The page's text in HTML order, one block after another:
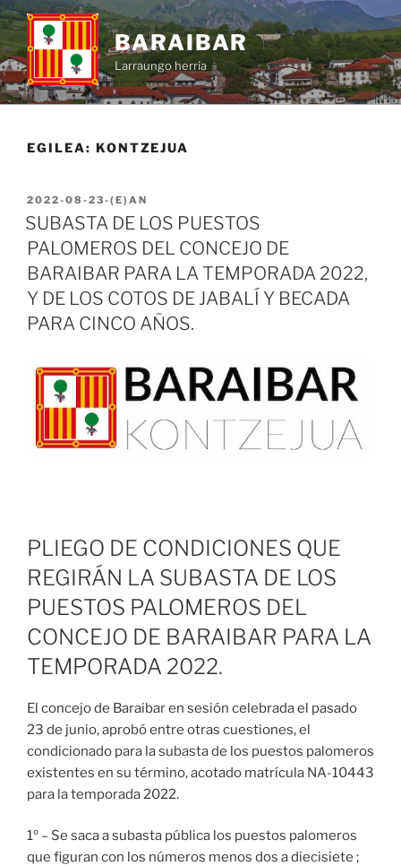
BARAIBAR
Larraungo herria
EGILEA: KONTZEJUA
2022-08-23-(E)AN
SUBASTA DE LOS PUESTOS
PALOMEROS DEL CONCEJO DE
BARAIBAR PARA LA TEMPORADA 2022,
Y DE LOS COTOS DE JABALÍ Y BECADA
PARA CINCO AÑOS.
PLIEGO DE CONDICIONES QUE
REGIRÁN LA SUBASTA DE LOS
PUESTOS PALOMEROS DEL
CONCEJO DE BARAIBAR PARA LA
TEMPORADA 2022.
El concejo de Baraibar en sesión celebrada el pasado
23 de junio, aprobó entre otras cuestiones, el
condicionado para la subasta de los puestos palomeros
existentes en su término, acotado matrícula NA-10443
para la temporada 2022.
1º – Se saca a subasta pública los puestos palomeros
que figuran con los números menos dos a diecisiete ;